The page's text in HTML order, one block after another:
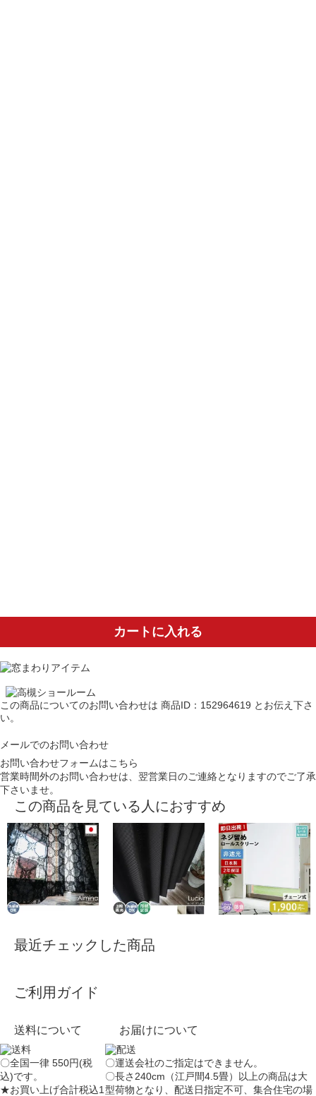
カートに入れる
この商品についてのお問い合わせは 商品ID：152964619 とお伝え下さ
い。
メールでのお問い合わせ
お問い合わせフォームはこちら
営業時間外のお問い合わせは、翌営業日のご連絡となりますのでご了承
下さいませ。
この商品を見ている人におすすめ
最近チェックした商品
ご利用ガイド
送料について
〇全国一律 550円(税
込)です。
★お買い上げ合計税込1
お届けについて
〇運送会社のご指定はできません。
〇長さ240cm（江戸間4.5畳）以上の商品は大
型荷物となり、配送日指定不可 、集合住宅の場